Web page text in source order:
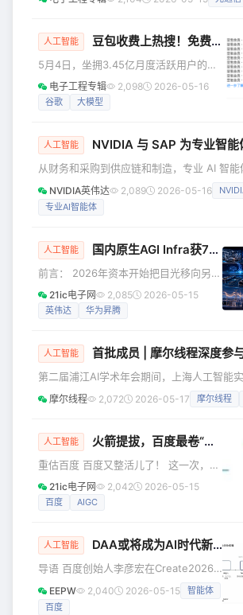
贾跃亭在视频中表述，FF未来将专注
4000个岗位，其股价应声飙升17%。 根据最
元。净利润从去年同期的24.9亿美元（合每
33.7亿美元（合每股85美分）。思科预计第
股收益为1.16美元至1.18美元，营收为167
人工智能 豆包收费上热搜！免费午餐到头了？
5月4日，坐拥3.45亿月度活跃用户的AI
应用豆包，在App Store更新付费订阅声
明的消息登上微博热搜。根据声明，豆
元，年费分别为688元、2048元和5088
免费，日常聊天、文案撰写、信息查询
等核心功能不受影响，付费功能主要聚
焦PPT生成、数据分析、影视制作等复杂
电子工程专辑 2,098 2026-05-16
谷歌 大模型
人工智能 NVIDIA 与 SAP 为专业智能体
从财务和采购到供应链和制造，专业 AI 智能
系统，并在其中进行业务决策、访问数据和
流。 在 SAP Sapphire 2026 大会上 ——
大合作，以帮助企业在具备安全性和治理控
业智能体。
NVIDIA英伟达 2,089 2026-05-16
专业AI智能体
人工智能 国内原生AGI Infra获7亿融资记录，AI基建迎来新生产力壁垒
前言： 2026年资本开始把目光移向另一
层更底部的资产，谁能把GPU、国产芯
片、智算中心、电力、模型服务和企业
核心原因,它卖的是一整套把算力转化为
Token经济的[炼化厂] 近日，无问芯穹
宣布此前已再获超7亿元融资，这笔融资
司融资规模之首。
21ic电子网 2,085 2026-05-15
英伟达 华为昇腾
人工智能 首批成员 | 摩尔线程深度参与上海AI实验室AI全环
第二届浦江AI学术年会期间，上海人工智能
验室）联合多家科研机构、运营商和大模型
全环节软硬件验证合作计划，并拟于今年发
境，以破解AI软硬件各层次组合复杂、选型
标准不统一等问题。 5月14日，上海AI实验
组织召开首次验证平台推进交流会，并牵头成
摩尔线程 2,072 2026-05-17 摩尔线程
人工智能 火箭提拔，百度最卷“员工”正式直升！
重估百度 百度又整活儿了！ 这一次，李
彦宏亲自站台，百度将聚光灯打在了一
个更“可见”的产品上——数字人！ 曾凭
会上，正式升级为“百度一镜”，成为全球
商直播，到品牌营销、内容创作、公共
服务，百度试图推动数字人从一个直播
工具，进化为全新的革命性生产力。 亿
21ic电子网 2,042 2026-05-15
百度 AIGC
人工智能 DAA或将成为AI时代新的度量衡
导语 百度创始人李彦宏在Create2026
百度AI开发者大会开幕式上提出，Token
不一定代表终局，AI时代的度量衡可能
EEPW 2,040 2026-05-15
智能体
百度